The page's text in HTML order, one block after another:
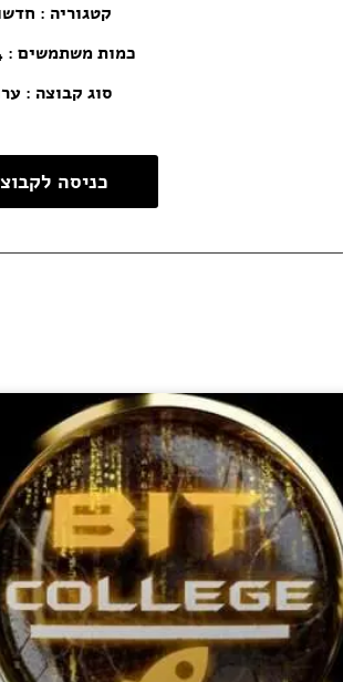
קטגוריה :
כמות משתמשים : 5304
סוג קבוצה :
כניסה